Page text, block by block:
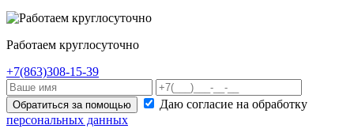
Работаем круглосуточно
+7(863)308-15-39
Обратиться за помощью
Даю согласие на обработку
персональных данных